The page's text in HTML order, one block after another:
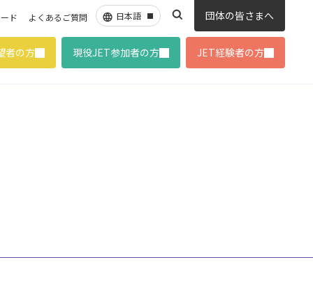
ド よくあるご質問 団体の皆さまへ
者の方 現役JET参加者の方 JET経験者の方